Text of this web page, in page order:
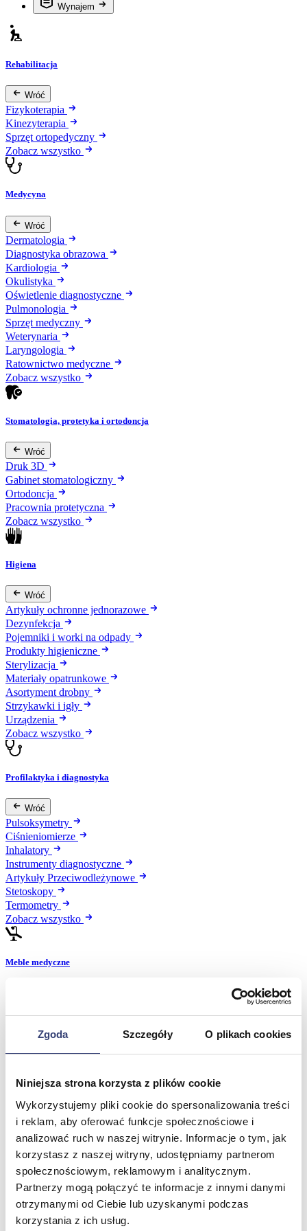
Zgoda Szczegóły O plikach cookies
Niniejsza strona korzysta z plików cookie
Wykorzystujemy pliki cookie do spersonalizowania treści
i reklam, aby oferować funkcje społecznościowe i
analizować ruch w naszej witrynie. Informacje o tym, jak
korzystasz z naszej witryny, udostępniamy partnerom
społecznościowym, reklamowym i analitycznym.
Partnerzy mogą połączyć te informacje z innymi danymi
otrzymanymi od Ciebie lub uzyskanymi podczas
korzystania z ich usług.
Wynajem
Rehabilitacja
Wróć
Fizykoterapia
Kinezyterapia
Sprzęt ortopedyczny
Zobacz wszystko
Medycyna
Wróć
Dermatologia
Diagnostyka obrazowa
Kardiologia
Okulistyka
Oświetlenie diagnostyczne
Pulmonologia
Sprzęt medyczny
Weterynaria
Laryngologia
Ratownictwo medyczne
Zobacz wszystko
Stomatologia, protetyka i ortodoncja
Wróć
Druk 3D
Gabinet stomatologiczny
Ortodoncja
Pracownia protetyczna
Zobacz wszystko
Higiena
Wróć
Artykuły ochronne jednorazowe
Dezynfekcja
Pojemniki i worki na odpady
Produkty higieniczne
Sterylizacja
Materiały opatrunkowe
Asortyment drobny
Strzykawki i igły
Urządzenia
Zobacz wszystko
Profilaktyka i diagnostyka
Wróć
Pulsoksymetry
Ciśnieniomierze
Inhalatory
Instrumenty diagnostyczne
Artykuły Przeciwodleżynowe
Stetoskopy
Termometry
Zobacz wszystko
Meble medyczne
Taborety i krzesła
Zobacz wszystko
Spa & Wellness
Fotele do masażu
Urządzenia
Zdrowie i uroda
Zobacz wszystko